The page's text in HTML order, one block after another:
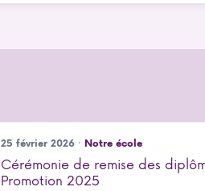
25 février 2026 · Notre école
Cérémonie de remise des
Promotion 2025